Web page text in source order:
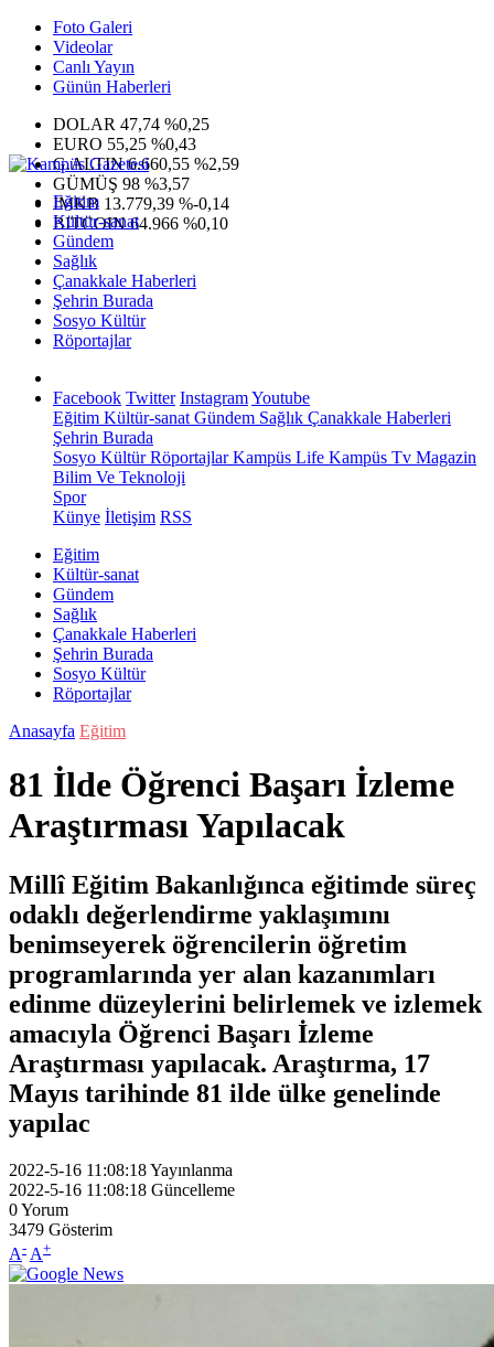
Foto Galeri
Videolar
Canlı Yayın
Günün Haberleri
DOLAR 47,74 %0,25
EURO 55,25 %0,43
G.ALTIN6.660,55 %2,59
GÜMÜŞ 98 %3,57
IMKB 13.779,39 %-0,14
BITCOIN64.966 %0,10
Eğitim
Kültür-sanat
Gündem
Sağlık
Çanakkale Haberleri
Şehrin Burada
Sosyo Kültür
Röportajlar
Facebook Twitter InstagramYoutube
Eğitim Kültür-sanat Gündem Sağlık Çanakkale Haberleri
Şehrin Burada
Sosyo KültürRöportajlarKampüs Life Kampüs Tv Magazin
Bilim Ve Teknoloji
Spor
Künye İletişim RSS
Eğitim
Kültür-sanat
Gündem
Sağlık
Çanakkale Haberleri
Şehrin Burada
Sosyo Kültür
Röportajlar
Anasayfa Eğitim
81 İlde Öğrenci Başarı İzleme
Araştırması Yapılacak
Millî Eğitim Bakanlığınca eğitimde süreç
odaklı değerlendirme yaklaşımını
benimseyerek öğrencilerin öğretim
programlarında yer alan kazanımları
edinme düzeylerini belirlemek ve izlemek
amacıyla Öğrenci Başarı İzleme
Araştırması yapılacak. Araştırma, 17
Mayıs tarihinde 81 ilde ülke genelinde
yapılac
2022-5-16 11:08:18Yayınlanma
2022-5-16 11:08:18 Güncelleme
0Yorum
3479 Gösterim
A- A+